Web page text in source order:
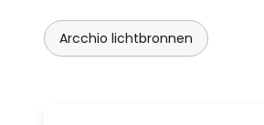
Arcchio lichtbronnen